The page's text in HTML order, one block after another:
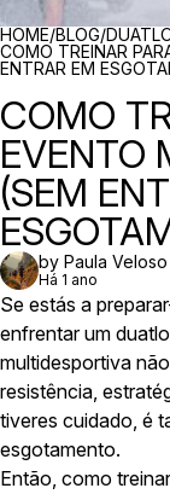
HOME/BLOG/
COMO TREINAR
ENTRAR EM
COMO
EVENTO
(SEM
by Paula Veloso
Há 1 ano
Se estás a
enfrentar um
multidesportiva
resistência,
tiveres cuidado, é
esgotamento.
Então, como